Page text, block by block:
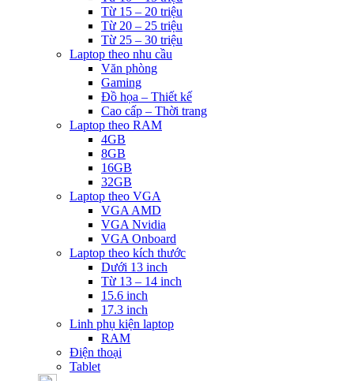
Từ 15 – 20 triệu
Từ 20 – 25 triệu
Từ 25 – 30 triệu
Laptop theo nhu cầu
Văn phòng
Gaming
Đồ họa – Thiết kế
Cao cấp – Thời trang
Laptop theo RAM
4GB
8GB
16GB
32GB
Laptop theo VGA
VGA AMD
VGA Nvidia
VGA Onboard
Laptop theo kích thước
Dưới 13 inch
Từ 13 – 14 inch
15.6 inch
17.3 inch
Linh phụ kiện laptop
RAM
Điện thoại
Tablet